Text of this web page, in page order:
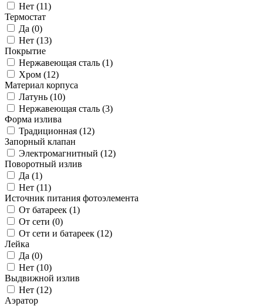
Нет (11)
Термостат
Да (0)
Нет (13)
Покрытие
Нержавеющая сталь (1)
Хром (12)
Материал корпуса
Латунь (10)
Нержавеющая сталь (3)
Форма излива
Традиционная (12)
Запорный клапан
Электромагнитный (12)
Поворотный излив
Да (1)
Нет (11)
Источник питания фотоэлемента
От батареек (1)
От сети (0)
От сети и батареек (12)
Лейка
Да (0)
Нет (10)
Выдвижной излив
Нет (12)
Аэратор